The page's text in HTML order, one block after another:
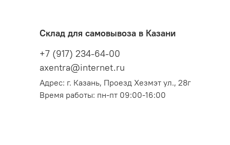
Склад для самовывоза в Казани
+7 (917) 234-64-00
axentra@internet.ru
Адрес: г. Казань, Проезд Хезмэт ул., 28г
Время работы: пн-пт 09:00-16:00